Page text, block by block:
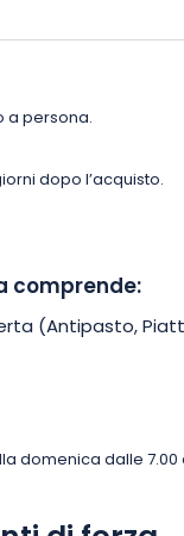
a persona.
dopo l’acquisto.
comprende:
(Antipasto,
domenica dalle 7.00